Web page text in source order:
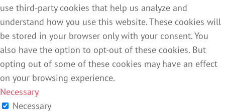
use third-party cookies that help us analyze and
understand how you use this website. These cookies will
be stored in your browser only with your consent. You
also have the option to opt-out of these cookies. But
opting out of some of these cookies may have an effect
on your browsing experience.
Necessary
Necessary